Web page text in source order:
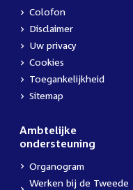
Colofon
Disclaimer
Uw privacy
Cookies
Toegankelijkheid
Sitemap
Ambtelijke
ondersteuning
Organogram
External
Werken bij de Tweede